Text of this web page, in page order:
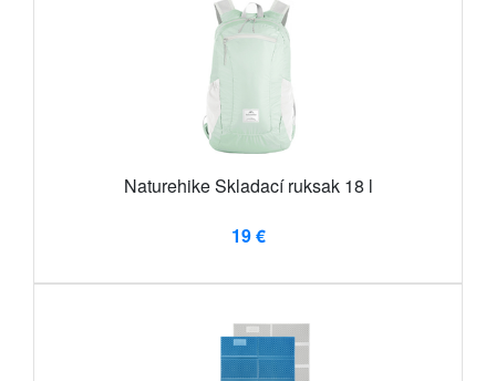
Naturehike Skladací ruksak 18 l
19 €